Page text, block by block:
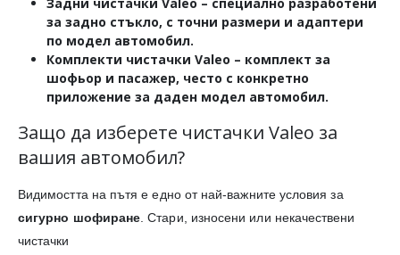
за задно стъкло, с точни размери и адаптери
по модел автомобил.
Комплекти чистачки Valeo – комплект за
шофьор и пасажер, често с конкретно
приложение за даден модел автомобил.
Защо да изберете чистачки Valeo за
вашия автомобил?
Видимостта на пътя е едно от най-важните условия за
сигурно шофиране . Стари, износени или некачествени
чистачки